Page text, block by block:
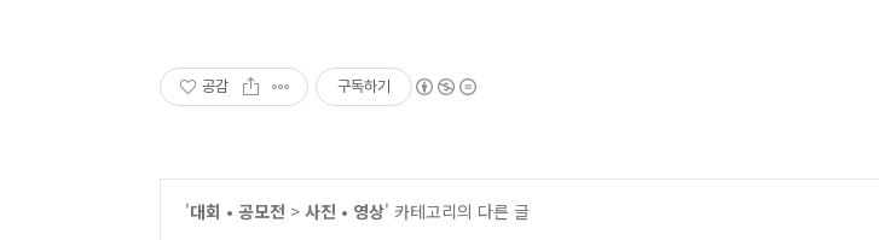
공감 구독하기
'대회 • 공모전 > 사진 • 영상' 카테고리의 다른 글